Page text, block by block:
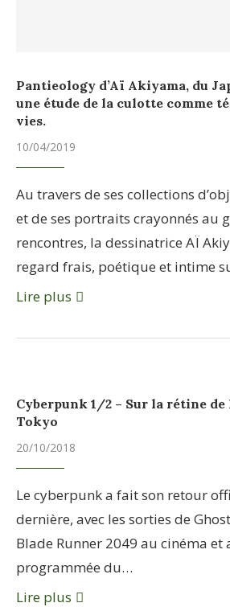
Pantieology d’Aï Akiyama, du
une étude de la culotte comme
vies.
10/04/2019
Au travers de ses collections
et de ses portraits crayonnés au
rencontres, la dessinatrice AÏ
regard frais, poétique et intime
Lire plus
Cyberpunk 1/2 – Sur la rétine de
Tokyo
20/10/2018
Le cyberpunk a fait son retour
dernière, avec les sorties de
Blade Runner 2049 au cinéma et
programmée du…
Lire plus